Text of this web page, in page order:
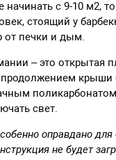
с 9-10 м2,
стоящий у
от печки и дым.
– это
крыши
свет.
оправдано
не будет